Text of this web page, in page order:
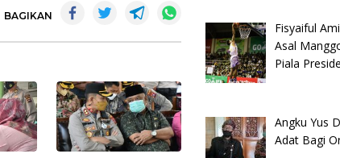
BAGIKAN
Fisyaiful
Asal
Piala
Angku Yus
Adat Bagi